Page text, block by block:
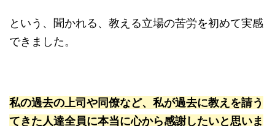
という、聞かれる、教える立場の苦労を初めて実感
できました。
私の過去の上司や同僚など、私が過去に教えを請う
てきた人達全員に本当に心から感謝したいと思いま